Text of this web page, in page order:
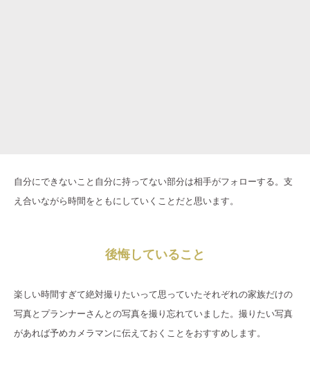
自分にできないこと自分に持ってない部分は相手がフォローする。支
え合いながら時間をともにしていくことだと思います。
後悔していること
楽しい時間すぎて絶対撮りたいって思っていたそれぞれの家族だけの
写真とプランナーさんとの写真を撮り忘れていました。撮りたい写真
があれば予めカメラマンに伝えておくことをおすすめします。